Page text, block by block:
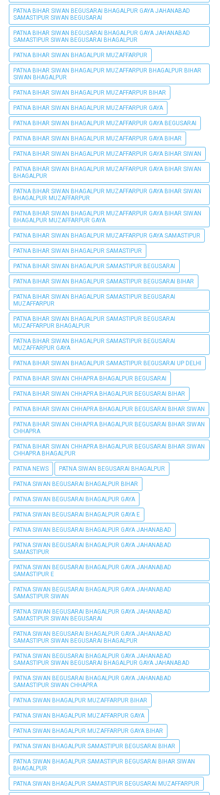
PATNA BIHAR SIWAN BEGUSARAI BHAGALPUR GAYA JAHANABAD
SAMASTIPUR SIWAN BEGUSARAI
PATNA BIHAR SIWAN BEGUSARAI BHAGALPUR GAYA JAHANABAD
SAMASTIPUR SIWAN BEGUSARAI BHAGALPUR
PATNA BIHAR SIWAN BHAGALPUR MUZAFFARPUR
PATNA BIHAR SIWAN BHAGALPUR MUZAFFARPUR BHAGALPUR BIHAR
SIWAN BHAGALPUR
PATNA BIHAR SIWAN BHAGALPUR MUZAFFARPUR BIHAR
PATNA BIHAR SIWAN BHAGALPUR MUZAFFARPUR GAYA
PATNA BIHAR SIWAN BHAGALPUR MUZAFFARPUR GAYA BEGUSARAI
PATNA BIHAR SIWAN BHAGALPUR MUZAFFARPUR GAYA BIHAR
PATNA BIHAR SIWAN BHAGALPUR MUZAFFARPUR GAYA BIHAR SIWAN
PATNA BIHAR SIWAN BHAGALPUR MUZAFFARPUR GAYA BIHAR SIWAN
BHAGALPUR
PATNA BIHAR SIWAN BHAGALPUR MUZAFFARPUR GAYA BIHAR SIWAN
BHAGALPUR MUZAFFARPUR
PATNA BIHAR SIWAN BHAGALPUR MUZAFFARPUR GAYA BIHAR SIWAN
BHAGALPUR MUZAFFARPUR GAYA
PATNA BIHAR SIWAN BHAGALPUR MUZAFFARPUR GAYA SAMASTIPUR
PATNA BIHAR SIWAN BHAGALPUR SAMASTIPUR
PATNA BIHAR SIWAN BHAGALPUR SAMASTIPUR BEGUSARAI
PATNA BIHAR SIWAN BHAGALPUR SAMASTIPUR BEGUSARAI BIHAR
PATNA BIHAR SIWAN BHAGALPUR SAMASTIPUR BEGUSARAI
MUZAFFARPUR
PATNA BIHAR SIWAN BHAGALPUR SAMASTIPUR BEGUSARAI
MUZAFFARPUR BHAGALPUR
PATNA BIHAR SIWAN BHAGALPUR SAMASTIPUR BEGUSARAI
MUZAFFARPUR GAYA
PATNA BIHAR SIWAN BHAGALPUR SAMASTIPUR BEGUSARAI UP DELHI
PATNA BIHAR SIWAN CHHAPRA BHAGALPUR BEGUSARAI
PATNA BIHAR SIWAN CHHAPRA BHAGALPUR BEGUSARAI BIHAR
PATNA BIHAR SIWAN CHHAPRA BHAGALPUR BEGUSARAI BIHAR SIWAN
PATNA BIHAR SIWAN CHHAPRA BHAGALPUR BEGUSARAI BIHAR SIWAN
CHHAPRA
PATNA BIHAR SIWAN CHHAPRA BHAGALPUR BEGUSARAI BIHAR SIWAN
CHHAPRA BHAGALPUR
PATNA NEWS PATNA SIWAN BEGUSARAI BHAGALPUR
PATNA SIWAN BEGUSARAI BHAGALPUR BIHAR
PATNA SIWAN BEGUSARAI BHAGALPUR GAYA
PATNA SIWAN BEGUSARAI BHAGALPUR GAYA E
PATNA SIWAN BEGUSARAI BHAGALPUR GAYA JAHANABAD
PATNA SIWAN BEGUSARAI BHAGALPUR GAYA JAHANABAD
SAMASTIPUR
PATNA SIWAN BEGUSARAI BHAGALPUR GAYA JAHANABAD
SAMASTIPUR E
PATNA SIWAN BEGUSARAI BHAGALPUR GAYA JAHANABAD
SAMASTIPUR SIWAN
PATNA SIWAN BEGUSARAI BHAGALPUR GAYA JAHANABAD
SAMASTIPUR SIWAN BEGUSARAI
PATNA SIWAN BEGUSARAI BHAGALPUR GAYA JAHANABAD
SAMASTIPUR SIWAN BEGUSARAI BHAGALPUR
PATNA SIWAN BEGUSARAI BHAGALPUR GAYA JAHANABAD
SAMASTIPUR SIWAN BEGUSARAI BHAGALPUR GAYA JAHANABAD
PATNA SIWAN BEGUSARAI BHAGALPUR GAYA JAHANABAD
SAMASTIPUR SIWAN CHHAPRA
PATNA SIWAN BHAGALPUR MUZAFFARPUR BIHAR
PATNA SIWAN BHAGALPUR MUZAFFARPUR GAYA
PATNA SIWAN BHAGALPUR MUZAFFARPUR GAYA BIHAR
PATNA SIWAN BHAGALPUR SAMASTIPUR BEGUSARAI BIHAR
PATNA SIWAN BHAGALPUR SAMASTIPUR BEGUSARAI BIHAR SIWAN
BHAGALPUR
PATNA SIWAN BHAGALPUR SAMASTIPUR BEGUSARAI MUZAFFARPUR